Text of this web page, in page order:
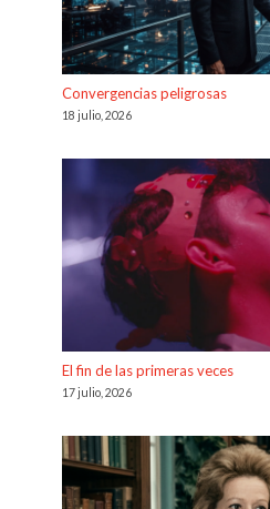
Convergencias peligrosas
18 julio, 2026
El fin de las primeras veces
17 julio, 2026